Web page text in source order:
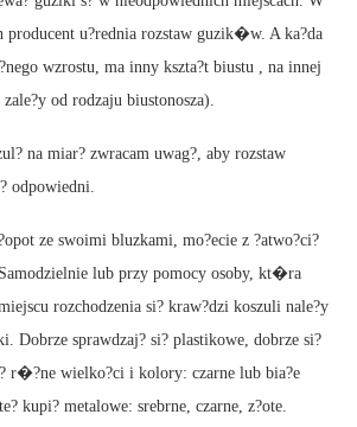
producent u?rednia rozstaw guzik�w. A ka?da
wzrostu, ma inny kszta?t biustu , na innej
od rodzaju biustonosza).
na miar? zwracam uwag?, aby rozstaw
odpowiedni.
ze swoimi bluzkami, mo?ecie z ?atwo?ci?
lub przy pomocy osoby, kt�ra
rozchodzenia si? kraw?dzi koszuli nale?y
Dobrze sprawdzaj? si? plastikowe, dobrze si?
r�?ne wielko?ci i kolory: czarne lub bia?e
kupi? metalowe: srebrne, czarne, z?ote.